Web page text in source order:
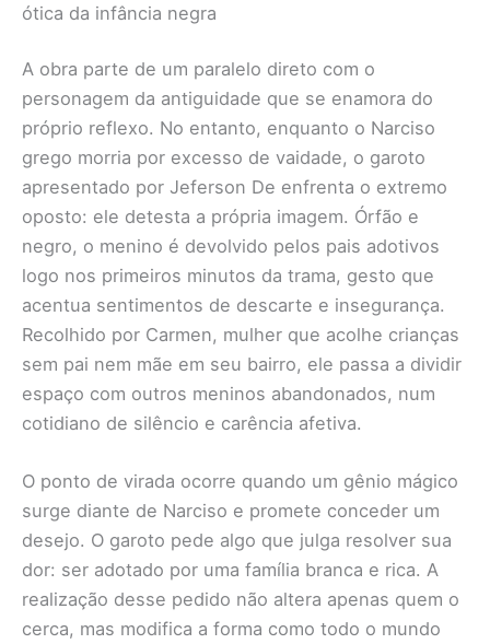
ótica da infância negra
A obra parte de um paralelo direto com o
personagem da antiguidade que se enamora do
próprio reflexo. No entanto, enquanto o Narciso
grego morria por excesso de vaidade, o garoto
apresentado por Jeferson De enfrenta o extremo
oposto: ele detesta a própria imagem. Órfão e
negro, o menino é devolvido pelos pais adotivos
logo nos primeiros minutos da trama, gesto que
acentua sentimentos de descarte e insegurança.
Recolhido por Carmen, mulher que acolhe crianças
sem pai nem mãe em seu bairro, ele passa a dividir
espaço com outros meninos abandonados, num
cotidiano de silêncio e carência afetiva.
O ponto de virada ocorre quando um gênio mágico
surge diante de Narciso e promete conceder um
desejo. O garoto pede algo que julga resolver sua
dor: ser adotado por uma família branca e rica. A
realização desse pedido não altera apenas quem o
cerca, mas modifica a forma como todo o mundo